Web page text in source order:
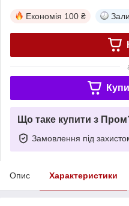
Економія 100 ₴
Що таке купити з
Замовлення під
Опис Характеристики